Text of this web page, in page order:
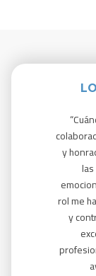
“
y
rol me
y
a